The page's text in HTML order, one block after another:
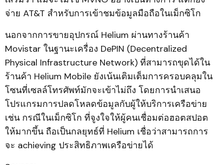
จ่าย AT&T สำหรับการเข้าชมข้อมูลมือถือในเม็กซิโก
นอกจากการขายอุปกรณ์ Helium ผ่านทางร้านค้า
Movistar ในฐานะเครื่อง DePIN (Decentralized
Physical Infrastructure Network) ที่สามารถขุดได้ใน
ร้านค้า Helium Mobile ยังเน้นเติมเต็มการครอบคลุมใน
โซนที่เซลล์โทรศัพท์มักจะเข้าไม่ถึง โดยการนำเสนอ
โปรแกรมการปลดโหลดข้อมูลกับผู้ให้บริการเครือข่าย
เช่น กรณีในเม็กซิโก ที่จูงใจให้ผู้คนเชื่อมต่อฮอตสปอต
ให้มากขึ้น ถือเป็นกลยุทธ์ที่ Helium เชื่อว่าสามารถการ
จะ achieving ประสิทธิภาพเครือข่ายได้